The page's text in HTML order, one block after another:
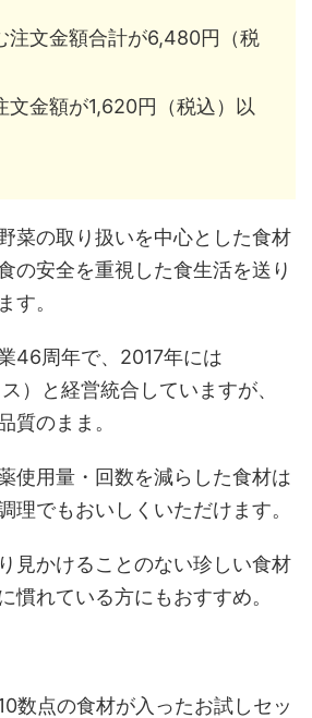
注文金額合計が6,480円（税
文金額が1,620円（税込）以
菜の取り扱いを中心とした食材
の安全を重視した食生活を送り
す。
46周年で、2017年には
）と経営統合していますが、
質のまま。
使用量・回数を減らした食材は
理でもおいしくいただけます。
見かけることのない珍しい食材
慣れている方にもおすすめ。
数点の食材が入ったお試しセッ